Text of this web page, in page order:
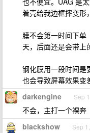
着壳给我边框摔变形
膜不会第一时间下单
天，后面还是会带上
钢化膜用一段时间是
也会导致屏幕效果变
darkengine Sep
不会，主打一个裸奔
blackshow Sep